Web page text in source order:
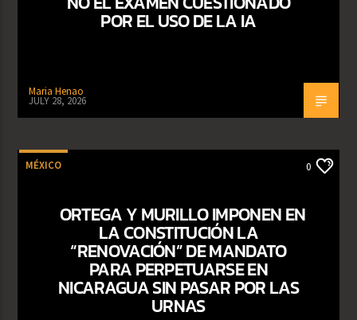
POR EL USO DE LA IA
Maria Henao
JULY 28, 2026
MÉXICO 0
ORTEGA Y MURILLO IMPONEN EN
LA CONSTITUCIÓN LA
“RENOVACIÓN” DE MANDATO
PARA PERPETUARSE EN
NICARAGUA SIN PASAR POR LAS
URNAS